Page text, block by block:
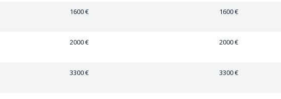
1600 € 1600 €
2000 € 2000 €
3300 € 3300 €